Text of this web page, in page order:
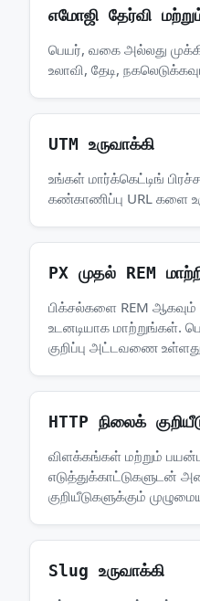
எமோஜி தேர்வி
பெயர், வகை அல்லது
உலாவி, தேடி,
UTM உருவாக்கி
உங்கள் மார்க்கெட்டிங்
கண்காணிப்பு URL களை
PX முதல் REM
பிக்சல்களை REM ஆகவும்
உடனடியாக மாற்றுங்கள்.
குறிப்பு அட்டவணை
HTTP நிலைக்
விளக்கங்கள் மற்றும்
எடுத்துக்காட்டுகளுடன்
குறியீடுகளுக்கும்
Slug உருவாக்கி